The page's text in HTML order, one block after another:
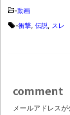
【画像
歴ログ
進撃の
-動画
-衝撃, 伝説, スレ
comment
メールアドレス